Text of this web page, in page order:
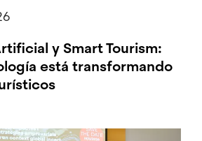
y Smart Tourism:
está transformando